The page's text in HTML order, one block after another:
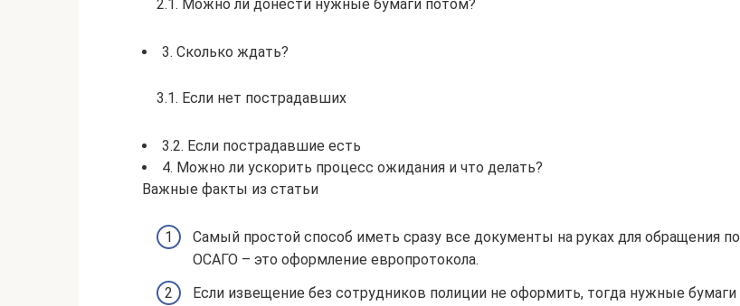
2.1. Можно ли донести нужные бумаги потом?
3. Сколько ждать?
3.1. Если нет пострадавших
3.2. Если пострадавшие есть
4. Можно ли ускорить процесс ожидания и что делать?
Важные факты из статьи
Самый простой способ иметь сразу все документы на руках для обращения по
ОСАГО – это оформление европротокола.
Если извещение без сотрудников полиции не оформить, тогда нужные бумаги